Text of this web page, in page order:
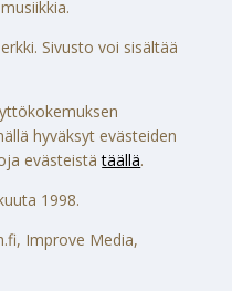
Sivusto voi sisältää
hyväksyt evästeiden
evästeistätäällä.
1998.
Improve Media,